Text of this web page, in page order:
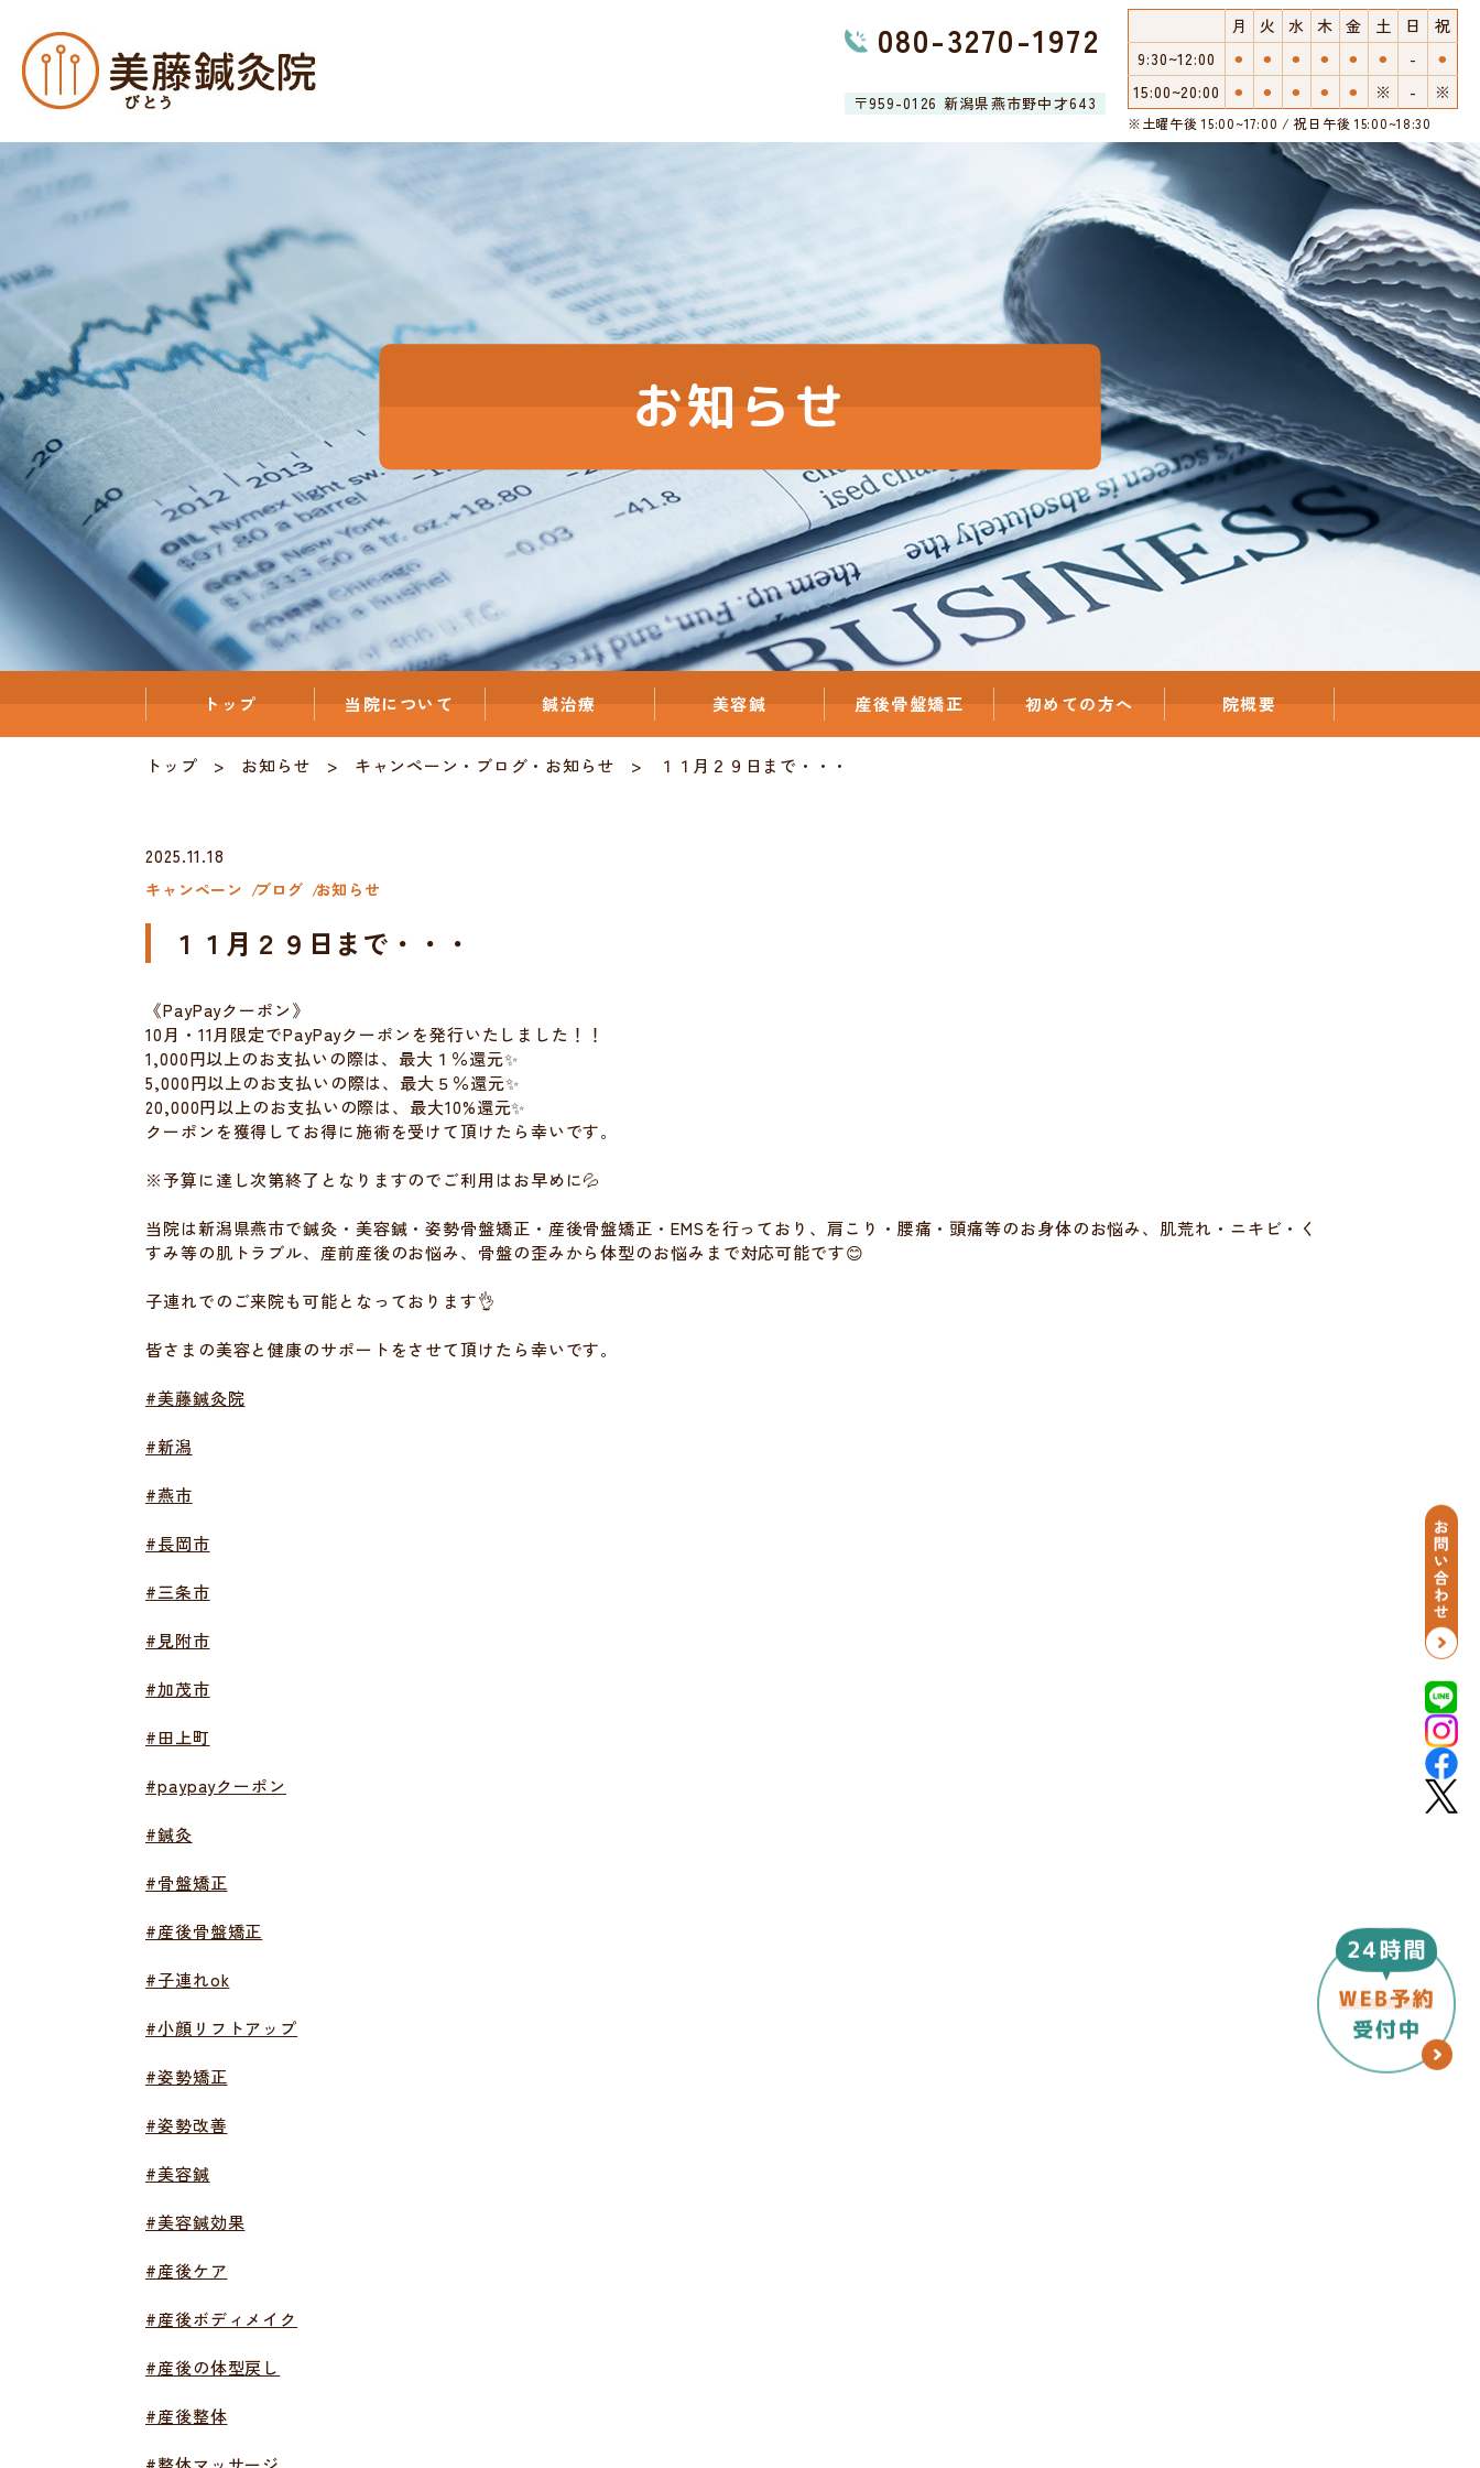
080-3270-1972
〒959-0126 新潟県燕市野中才643
月 火 水 木 金 土 日
祝
9:30~12:00
⚫︎ ⚫︎ ⚫︎ ⚫︎ ⚫︎ ⚫︎ -
⚫︎
15:00~20:00
⚫︎ ⚫︎ ⚫︎ ⚫︎ ⚫︎ ※ - ※
※土曜午後 15:00~17:00 / 祝日午後 15:00~18:30
お知らせ
トップ 当院について 鍼治療 美容鍼 産後骨盤矯正 初めての方へ 院概要
トップ お知らせ キャンペーン ・ ブログ ・ お知らせ １１月２９日まで・・・
１１月２９日まで・・・
キャンペーン ブログ お知らせ
2025.11.18
《PayPayクーポン》
10月・11月限定でPayPayクーポンを発行いたしました！！
1,000円以上のお支払いの際は、最大１％還元✨
5,000円以上のお支払いの際は、最大５％還元✨
20,000円以上のお支払いの際は、最大10%還元✨
クーポンを獲得してお得に施術を受けて頂けたら幸いです。
※予算に達し次第終了となりますのでご利用はお早めに💦
当院は新潟県燕市で鍼灸・美容鍼・姿勢骨盤矯正・産後骨盤矯正・EMSを行っており、肩こり・腰痛・頭痛等のお身体のお悩み、肌荒れ・ニキビ・く
すみ等の肌トラブル、産前産後のお悩み、骨盤の歪みから体型のお悩みまで対応可能です😊
子連れでのご来院も可能となっております👌
皆さまの美容と健康のサポートをさせて頂けたら幸いです。
#美藤鍼灸院
#新潟
#燕市
#長岡市
#三条市
#見附市
#加茂市
#田上町
#paypayクーポン
#鍼灸
#骨盤矯正
#産後骨盤矯正
#子連れok
#小顔リフトアップ
#姿勢矯正
#姿勢改善
#美容鍼
#美容鍼効果
#産後ケア
#産後ボディメイク
#産後の体型戻し
#産後整体